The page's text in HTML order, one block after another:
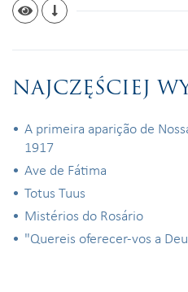
NAJCZĘŚCIEJ
A primeira aparição de
1917
Ave de Fátima
Totus Tuus
Mistérios do Rosário
"Quereis oferecer-vos a